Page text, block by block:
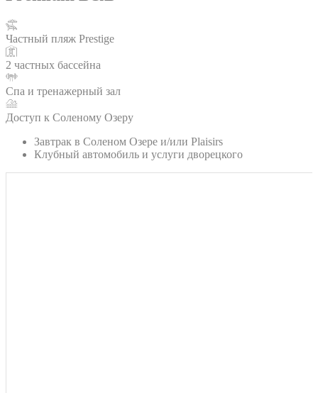
Частный пляж Prestige
2 частных бассейна
Спа и тренажерный зал
Доступ к Соленому Озеру
Завтрак в Соленом Озере и/или Plaisirs
Клубный автомобиль и услуги дворецкого